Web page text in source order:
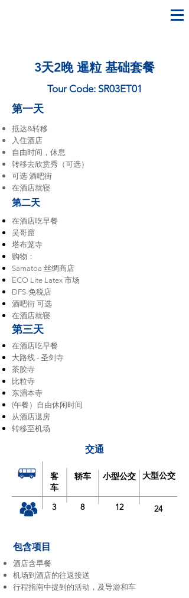
3天2晚 暹粒 基础套餐
Tour Code: SR03ET01
第一天
抵达&转移
入住酒店
自由时间，休息
转移去欣赏秀（可选）
可选 酒吧街
在酒店就寝
第二天
在酒店吃早餐
吴哥窟
塔布茏寺
购物：
Samatoa 丝绸商店
ECO Lite Latex 市场
DFS-免税店
酒吧街 可选
在酒店就寝
第三天
在酒店吃早餐
大路线 - 圣剑寺
茶胶寺
比粒寺
东湄本寺
(午餐）自由休闲时间
从酒店退房
转移至机场
交通
客
车
轿车 小型公交 大型公交
3 8 12 24
包含项目
酒店含早餐
机场到酒店的往返接送
行程指南中提到的活动，及导游和车